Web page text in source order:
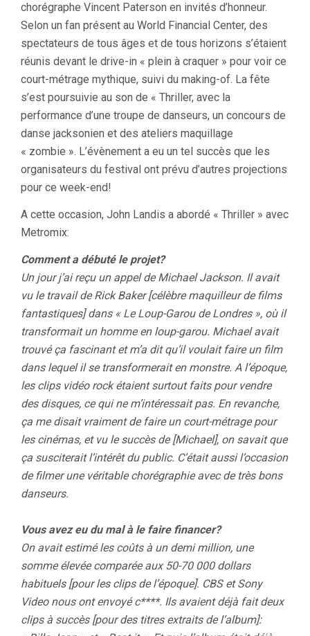
chorégraphe Vincent Paterson en invités d’honneur.
Selon un fan présent au World Financial Center, des
spectateurs de tous âges et de tous horizons s’étaient
réunis devant le drive-in « plein à craquer » pour voir ce
court-métrage mythique, suivi du making-of. La fête
s’est poursuivie au son de « Thriller, avec la
performance d’une troupe de danseurs, un concours de
danse jacksonien et des ateliers maquillage
« zombie ». L’évènement a eu un tel succès que les
organisateurs du festival ont prévu d’autres projections
pour ce week-end!
A cette occasion, John Landis a abordé « Thriller » avec
Metromix:
Comment a débuté le projet?
Un jour j’ai reçu un appel de Michael Jackson. Il avait
vu le travail de Rick Baker [célèbre maquilleur de films
fantastiques] dans « Le Loup-Garou de Londres », où il
transformait un homme en loup-garou. Michael avait
trouvé ça fascinant et m’a dit qu’il voulait faire un film
dans lequel il se transformerait en monstre. A l’époque,
les clips vidéo rock étaient surtout faits pour vendre
des disques, ce qui ne m’intéressait pas. En revanche,
ça me disait vraiment de faire un court-métrage pour
les cinémas, et vu le succès de [Michael], on savait que
ça susciterait l’intérêt du public. C’était aussi l’occasion
de filmer une véritable chorégraphie avec de très bons
danseurs.
Vous avez eu du mal à le faire financer?
On avait estimé les coûts à un demi million, une
somme élevée comparée aux 50-70 000 dollars
habituels [pour les clips de l’époque]. CBS et Sony
Video nous ont envoyé c****. Ils avaient déjà fait deux
clips à succès [pour des titres extraits de l’album]: